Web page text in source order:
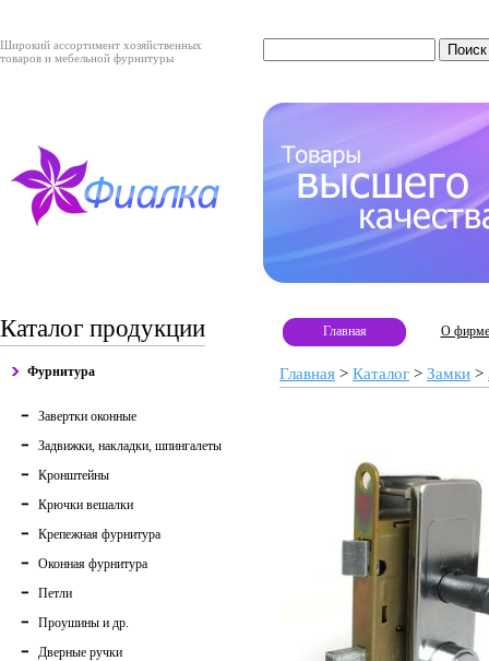
Широкий ассортимент хозяйственных
товаров и мебельной фурнитуры
Каталог продукции
Фурнитура
Завертки оконные
Задвижки, накладки, шпингалеты
Кронштейны
Крючки вешалки
Крепежная фурнитура
Оконная фурнитура
Петли
Проушины и др.
Дверные ручки
Главная О фирме
Главная > Каталог > Замки >